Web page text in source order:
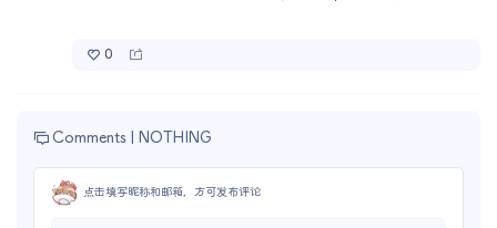
0
Comments | NOTHING
点击填写昵称和邮箱，方可发布评论